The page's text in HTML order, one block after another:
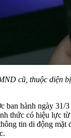
cũ, thuộc diện
ban hành ngày 31/
thức có hiệu lực
tin di động mặt